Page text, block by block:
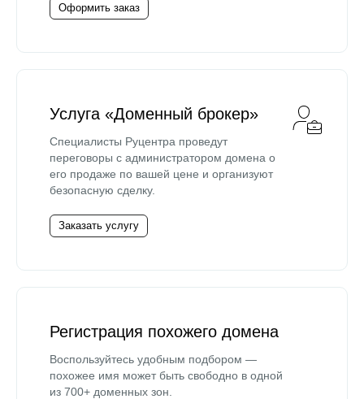
Оформить заказ
Услуга «Доменный брокер»
Специалисты Руцентра проведут
переговоры с администратором домена о
его продаже по вашей цене и организуют
безопасную сделку.
Заказать услугу
Регистрация похожего домена
Воспользуйтесь удобным подбором —
похожее имя может быть свободно в одной
из 700+ доменных зон.